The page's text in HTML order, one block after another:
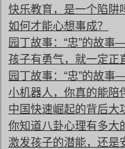
快乐教育，是一个陷阱
如何才能心想事成？
园丁故事：“忠”的故
孩子有勇气，就一定正
园丁故事：“忠”的故
小机器人，你真的能陪
中国快速崛起的背后大
你知道八卦心理有多大
激发孩子的潜能，还是